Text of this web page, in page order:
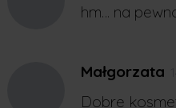
hm… na
Małgorzata
Dobre